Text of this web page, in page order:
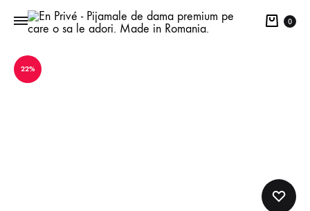
Cart
0
22%